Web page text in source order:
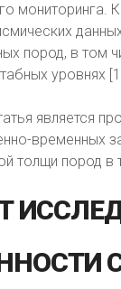
мониторинга.
пород, в том
уровнях
является
временных
толщи пород